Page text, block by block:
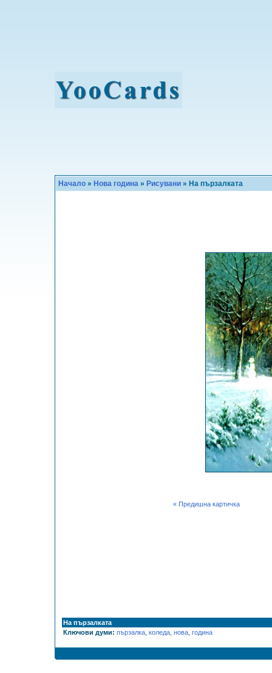
Начало » Нова година » Рисувани » На пързалката
« Предишна картичка
На пързалката
Ключови думи: пързалка коледа нова година